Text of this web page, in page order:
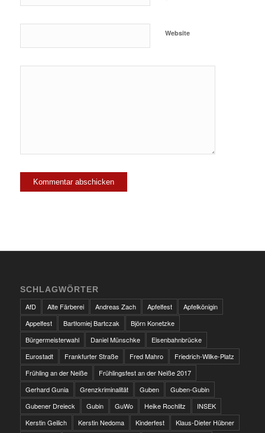
Website
SCHLAGWÖRTER
AfD
Alte Färberei Andreas Zach Apfelfest
Apfelkönigin
Appelfest
Bartłomiej Bartczak
Björn Konetzke
Bürgermeisterwahl
Daniel Münschke
Eisenbahnbrücke
Eurostadt
Frankfurter Straße Fred Mahro
Friedrich-Wilke-Platz
Frühling an der Neiße
Frühlingsfest an der Neiße 2017
Gerhard Gunia
Grenzkriminalität Guben
Guben-Gubin
Gubener Dreieck
Gubin GuWo Heike Rochlitz
INSEK
Kerstin Geilich
Kerstin Nedoma Kinderfest
Klaus-Dieter Hübner